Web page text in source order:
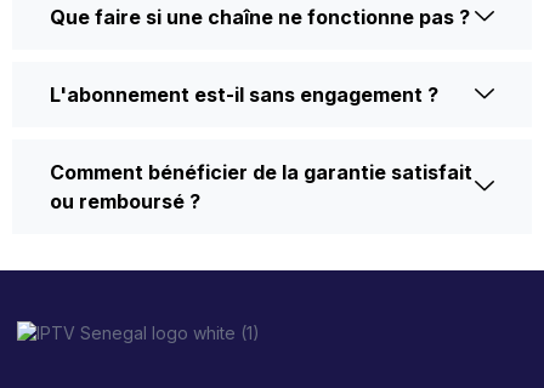
Que faire si une chaîne ne fonctionne pas ?
L'abonnement est-il sans engagement ?
Comment bénéficier de la garantie satisfait
ou remboursé ?